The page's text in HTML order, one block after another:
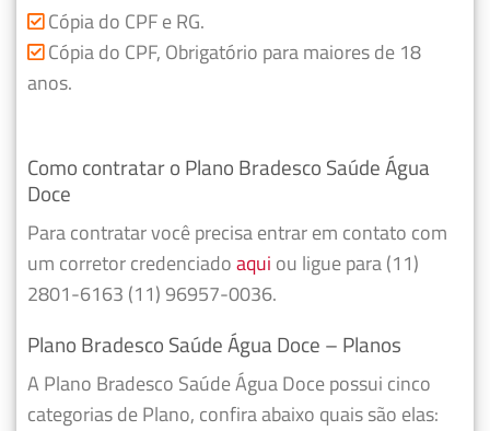
Cópia do CPF e RG.
Cópia do CPF, Obrigatório para maiores de 18
anos.
Como contratar o Plano Bradesco Saúde Água
Doce
Para contratar você precisa entrar em contato com
um corretor credenciadoaqui ou ligue para (11)
2801-6163 (11) 96957-0036.
Plano Bradesco Saúde Água Doce – Planos
A Plano Bradesco Saúde Água Doce possui cinco
categorias de Plano, confira abaixo quais são elas: